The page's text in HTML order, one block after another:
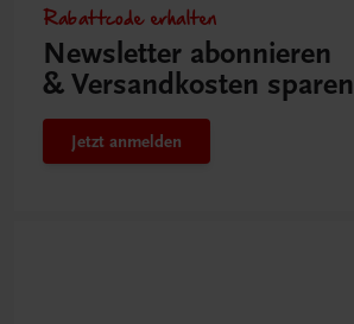
Rabattcode erhalten
Newsletter abonnieren
& Versandkosten sparen
Jetzt anmelden